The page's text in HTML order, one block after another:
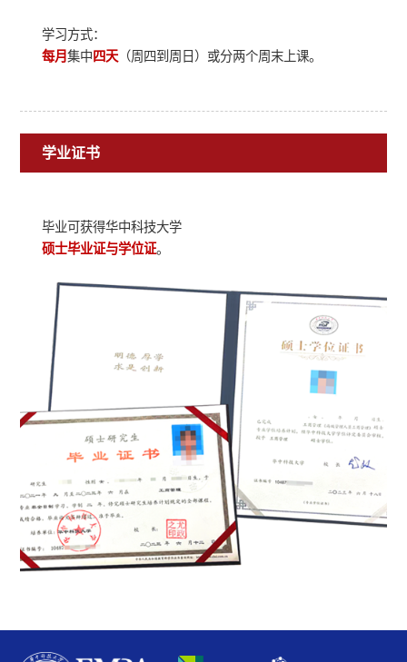
学习方式：
每月集中 四天 （周四到周日）或分两个周末上课。
学业证书
毕业可获得华中科技大学
硕士毕业证与学位证。